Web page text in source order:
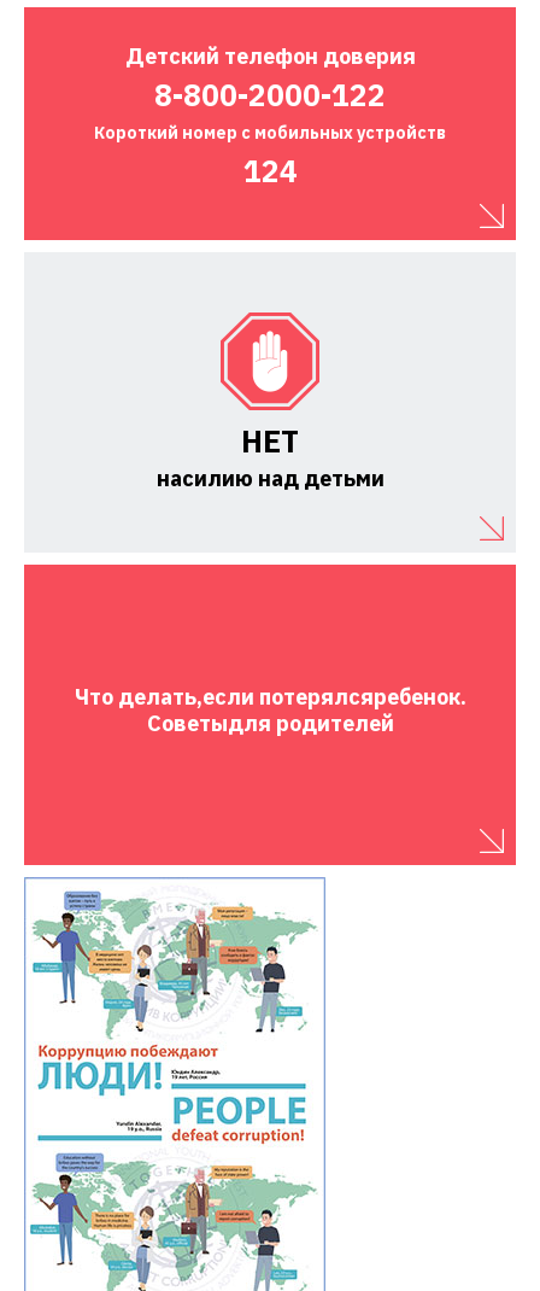
Детский телефон доверия
8-800-2000-122
Короткий номер с мобильных устройств
124
НЕТ
насилию над детьми
Что делать,если потерялсяребенок.
Советыдля родителей